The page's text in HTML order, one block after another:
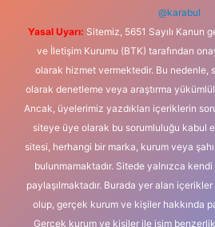
@karabul
Yasal Uyarı: Sitemiz, 5651 Sayılı Kanun
ve İletişim Kurumu (BTK) tarafından
olarak hizmet vermektedir. Bu nedenle,
olarak denetleme veya araştırma
Ancak, üyelerimiz yazdıkları içeriklerin
siteye üye olarak bu sorumluluğu kabul
sitesi, herhangi bir marka, kurum veya
bulunmamaktadır. Sitede yalnızca kendi
paylaşılmaktadır. Burada yer alan
olup, gerçek kurum ve kişiler hakkında
Gerçek kurum ve kişiler ile isim